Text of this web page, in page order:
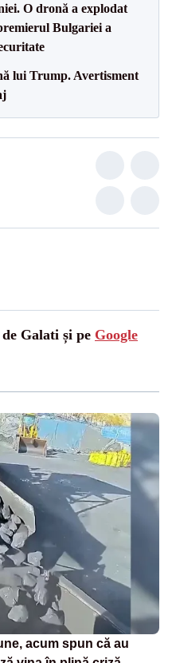
O dronă a explodat
Bulgariei a
lui Trump. Avertisment
Galati și pe Google
acum spun că au